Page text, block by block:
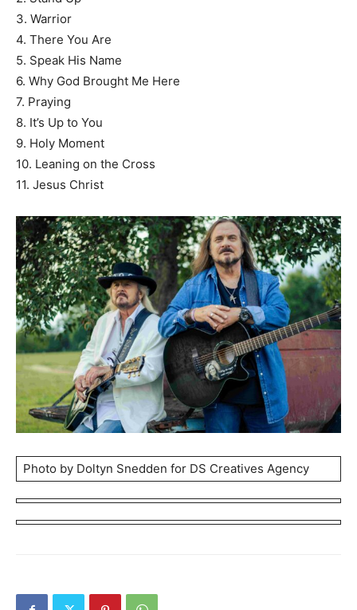
3. Warrior
4. There You Are
5. Speak His Name
6. Why God Brought Me Here
7. Praying
8. It’s Up to You
9. Holy Moment
10. Leaning on the Cross
11. Jesus Christ
Photo by Doltyn Snedden for DS Creatives Agency